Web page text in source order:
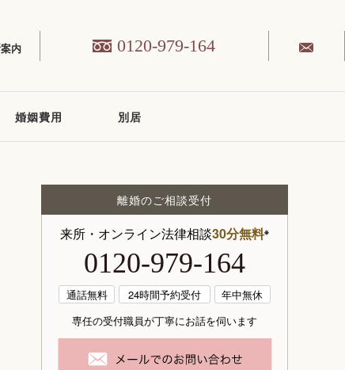
内 0120-979-164
婚姻費用 別居
離婚のご相談受付
来所・オンライン法律相談30分無料※
0120-979-164
通話無料 24時間予約受付
年中無休
専任の受付職員が丁寧にお話を伺います